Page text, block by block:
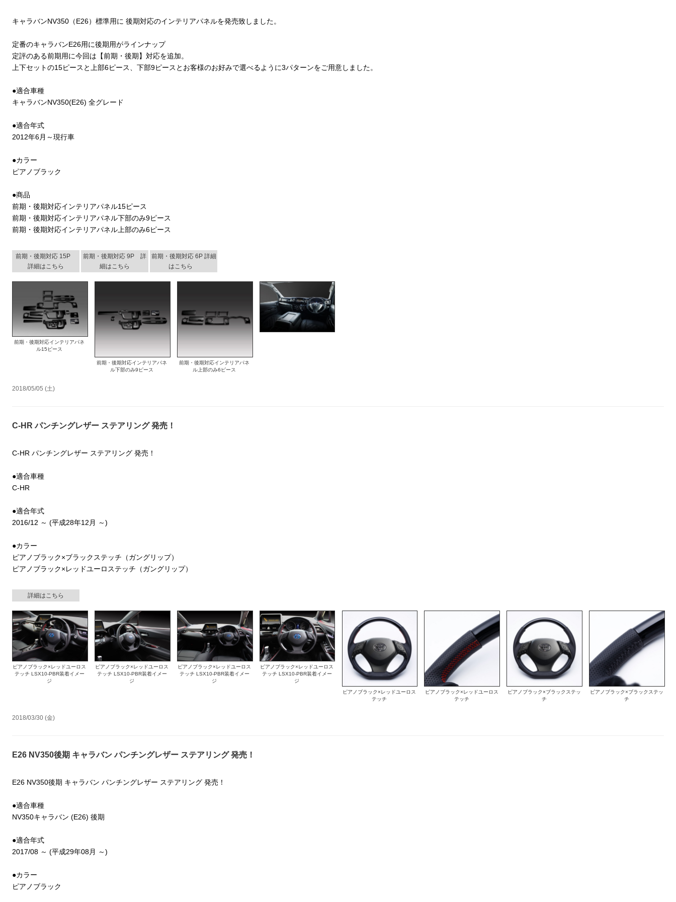
キャラバンNV350（E26）標準用に 後期対応のインテリアパネルを発売致しました。
定番のキャラバンE26用に後期用がラインナップ
定評のある前期用に今回は【前期・後期】対応を追加。
上下セットの15ピースと上部6ピース、下部9ピースとお客様のお好みで選べるように3パターンをご用意しました。
●適合車種
キャラバンNV350(E26) 全グレード
●適合年式
2012年6月～現行車
●カラー
ピアノブラック
●商品
前期・後期対応インテリアパネル15ピース
前期・後期対応インテリアパネル下部のみ9ピース
前期・後期対応インテリアパネル上部のみ6ピース
前期・後期対応 15P
詳細はこちら
前期・後期対応 9P 詳
細はこちら
前期・後期対応 6P 詳細
はこちら
前期・後期対応インテリアパネ
ル15ピース
前期・後期対応インテリアパネ
ル下部のみ9ピース
前期・後期対応インテリアパネ
ル上部のみ6ピース
2018/05/05 (土)
C-HR パンチングレザー ステアリング 発売！
C-HR パンチングレザー ステアリング 発売！
●適合車種
C-HR
●適合年式
2016/12 ～ (平成28年12月 ～)
●カラー
ピアノブラック×ブラックステッチ（ガングリップ）
ピアノブラック×レッドユーロステッチ（ガングリップ）
詳細はこちら
ピアノブラック×レッドユーロス
テッチ LSX10-PBR装着イメー
ジ
ピアノブラック×レッドユーロス
テッチ LSX10-PBR装着イメー
ジ
ピアノブラック×レッドユーロス
テッチ LSX10-PBR装着イメー
ジ
ピアノブラック×レッドユーロス
テッチ LSX10-PBR装着イメー
ジ
ピアノブラック×レッドユーロス
テッチ
ピアノブラック×レッドユーロス
テッチ
ピアノブラック×ブラックステッ
チ
ピアノブラック×ブラックステッ
チ
2018/03/30 (金)
E26 NV350後期 キャラバン パンチングレザー ステアリング 発売！
E26 NV350後期 キャラバン パンチングレザー ステアリング 発売！
●適合車種
NV350キャラバン (E26) 後期
●適合年式
2017/08 ～ (平成29年08月 ～)
●カラー
ピアノブラック